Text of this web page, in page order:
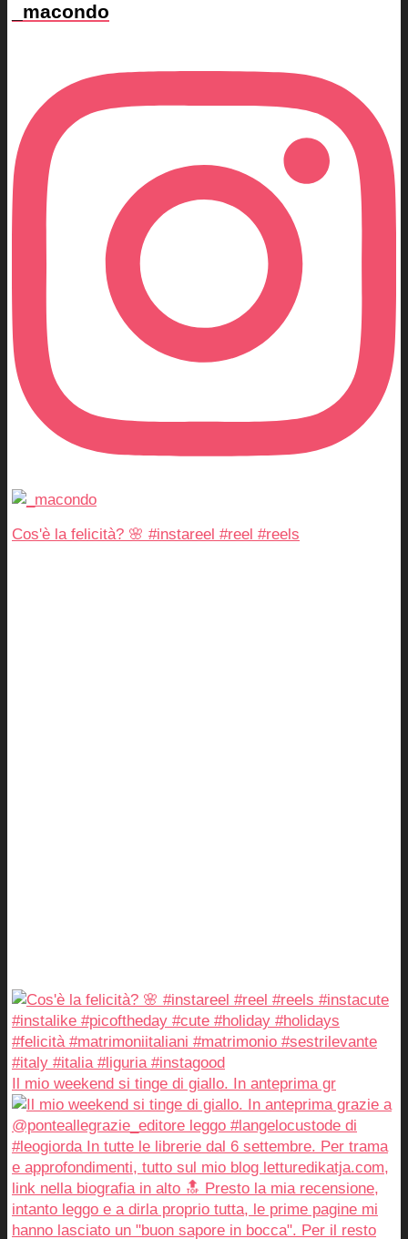
_macondo
Cos'è la felicità? 🌸 #instareel #reel #reels
Il mio weekend si tinge di giallo. In anteprima gr